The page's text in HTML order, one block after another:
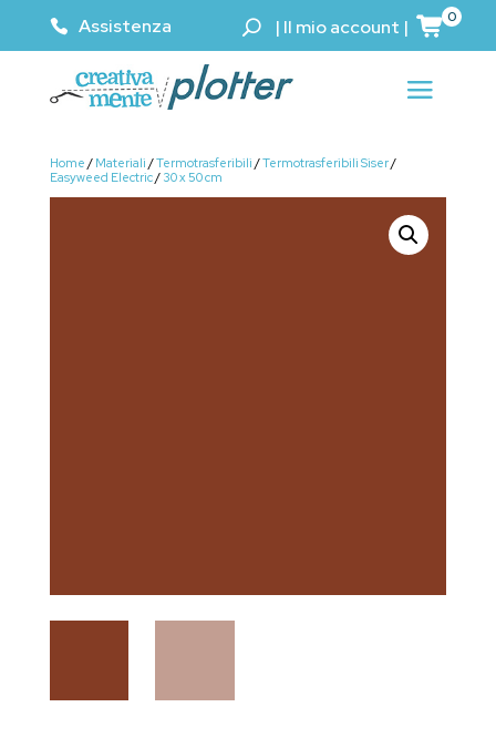
Assistenza | Il mio account | 0
Home / Materiali /Termotrasferibili /Termotrasferibili Siser/
Easyweed Electric/ 30 x 50 cm